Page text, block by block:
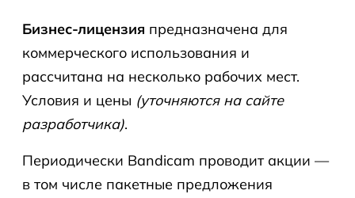
Бизнес-лицензия предназначена для
коммерческого использования и
рассчитана на несколько рабочих мест.
Условия и цены (уточняются на сайте
разработчика).
Периодически Bandicam проводит акции —
в том числе пакетные предложения